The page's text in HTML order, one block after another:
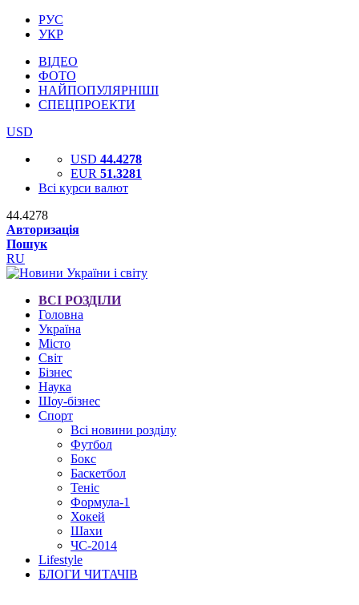
РУС
УКР
ВІДЕО
ФОТО
НАЙПОПУЛЯРНІШІ
СПЕЦПРОЕКТИ
USD
USD 44.4278
EUR 51.3281
Всі курси валют
44.4278
Авторизація
Пошук
RU
ВСІ РОЗДІЛИ
Головна
Україна
Місто
Світ
Бізнес
Наука
Шоу-бізнес
Спорт
Всі новини розділу
Футбол
Бокс
Баскетбол
Теніс
Формула-1
Хокей
Шахи
ЧС-2014
Lifestyle
БЛОГИ ЧИТАЧІВ